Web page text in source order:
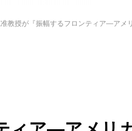
准教授が『振幅するフロンティア―アメ